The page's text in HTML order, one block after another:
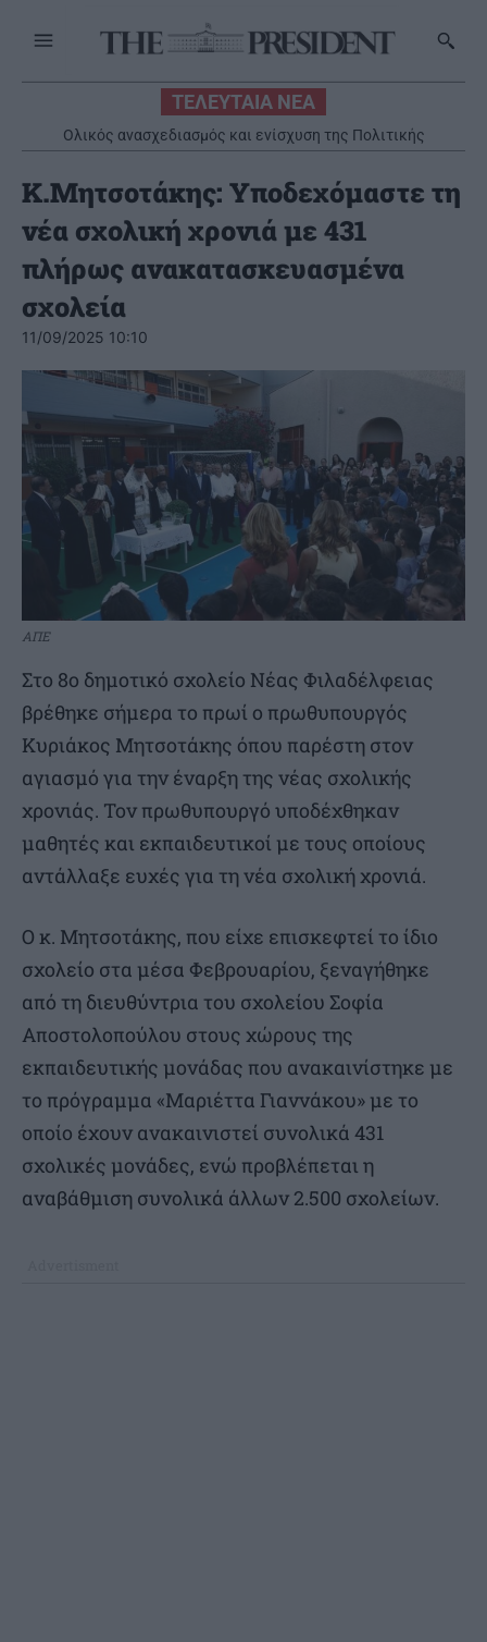
ΤΕΛΕΥΤΑΙΑ ΝΕΑ
Ολικός ανασχεδιασμός και ενίσχυση της Πολιτικής
Προστασίας και του Π.Σ. την περίοδο 2019-2026
Κ.Μητσοτάκης: Υποδεχόμαστε τη
νέα σχολική χρονιά με 431
πλήρως ανακατασκευασμένα
σχολεία
11/09/2025 10:10
ΑΠΕ
Στο 8ο δημοτικό σχολείο Νέας Φιλαδέλφειας
βρέθηκε σήμερα το πρωί ο πρωθυπουργός
Κυριάκος Μητσοτάκης όπου παρέστη στον
αγιασμό για την έναρξη της νέας σχολικής
χρονιάς. Τον πρωθυπουργό υποδέχθηκαν
μαθητές και εκπαιδευτικοί με τους οποίους
αντάλλαξε ευχές για τη νέα σχολική χρονιά.
Ο κ. Μητσοτάκης, που είχε επισκεφτεί το ίδιο
σχολείο στα μέσα Φεβρουαρίου, ξεναγήθηκε
από τη διευθύντρια του σχολείου Σοφία
Αποστολοπούλου στους χώρους της
εκπαιδευτικής μονάδας που ανακαινίστηκε με
το πρόγραμμα «Μαριέττα Γιαννάκου» με το
οποίο έχουν ανακαινιστεί συνολικά 431
σχολικές μονάδες, ενώ προβλέπεται η
αναβάθμιση συνολικά άλλων 2.500 σχολείων.